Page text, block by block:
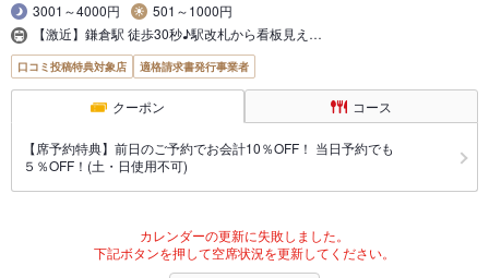
3001～4000円
501～1000円
【激近】鎌倉駅 徒歩30秒♪駅改札から看板見え…
口コミ投稿特典対象店 適格請求書発行事業者
クーポン コース
【席予約特典】前日のご予約でお会計10％OFF！ 当日予約でも
５％OFF！(土・日使用不可)
カレンダーの更新に失敗しました。
下記ボタンを押して空席状況を更新してください。